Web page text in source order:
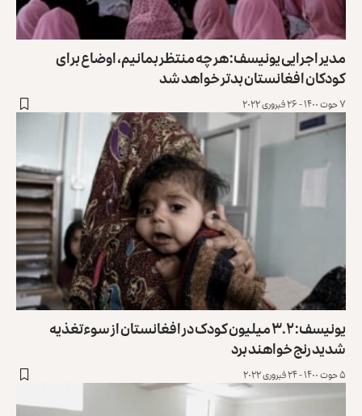
مدیر اجرایی یونیسف: هر چه منتظر بمانیم، اوضاع برای
کودکان افغانستان بدتر خواهد شد
۷ حوت ۱۴۰۰ - ۲۶ فبروری ۲۰۲۲
یونیسف: ۳.۲ میلیون کودک در افغانستان از سوءتغذیه
شدید رنج خواهند برد
۵ حوت ۱۴۰۰ - ۲۴ فبروری ۲۰۲۲